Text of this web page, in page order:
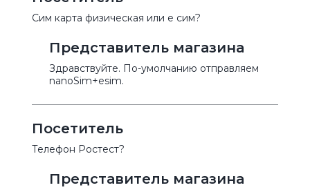
Сим карта физическая или е сим?
Представитель магазина
Здравствуйте. По-умолчанию отправляем
nanoSim+esim.
Посетитель
Телефон Ростест?
Представитель магазина